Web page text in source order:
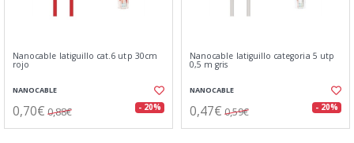
Nanocable latiguillo cat.6 utp 30cm
rojo
NANOCABLE
0,70€ 0,88€ - 20%
Nanocable latiguillo categoria 5 utp
0,5 m gris
NANOCABLE
0,47€ 0,59€ - 20%